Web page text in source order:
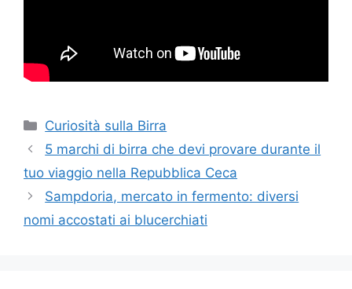
Categorie
Curiosità sulla Birra
5 marchi di birra che devi provare durante il
tuo viaggio nella Repubblica Ceca
Sampdoria, mercato in fermento: diversi
nomi accostati ai blucerchiati